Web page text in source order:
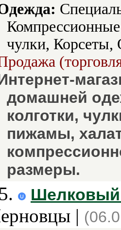
чулки, Корсеты,
домашней
колготки,
пижамы,
размеры.
Шелковый
|